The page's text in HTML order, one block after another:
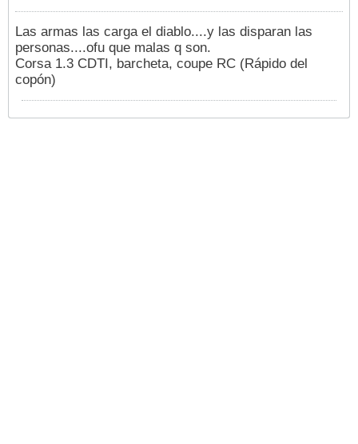
Las armas las carga el diablo....y las disparan las
personas....ofu que malas q son.
Corsa 1.3 CDTI, barcheta, coupe RC (Rápido del
copón)